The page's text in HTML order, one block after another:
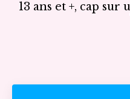
13 ans et +, cap